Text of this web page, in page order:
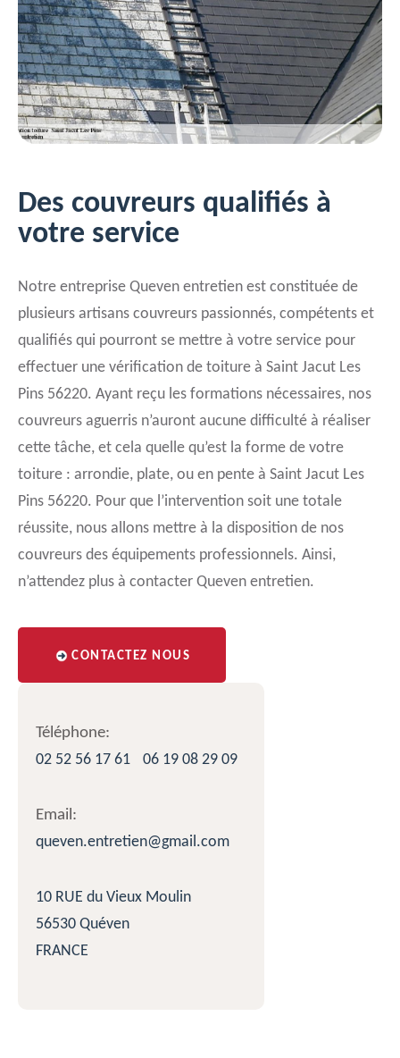
Des couvreurs qualifiés à
votre service
Notre entreprise Queven entretien est constituée de
plusieurs artisans couvreurs passionnés, compétents et
qualifiés qui pourront se mettre à votre service pour
effectuer une vérification de toiture à Saint Jacut Les
Pins 56220. Ayant reçu les formations nécessaires, nos
couvreurs aguerris n’auront aucune difficulté à réaliser
cette tâche, et cela quelle qu’est la forme de votre
toiture : arrondie, plate, ou en pente à Saint Jacut Les
Pins 56220. Pour que l’intervention soit une totale
réussite, nous allons mettre à la disposition de nos
couvreurs des équipements professionnels. Ainsi,
n’attendez plus à contacter Queven entretien.
CONTACTEZ NOUS
Téléphone:
02 52 56 17 61
06 19 08 29 09
Email:
queven.entretien@gmail.com
10 RUE du Vieux Moulin
56530 Quéven
FRANCE